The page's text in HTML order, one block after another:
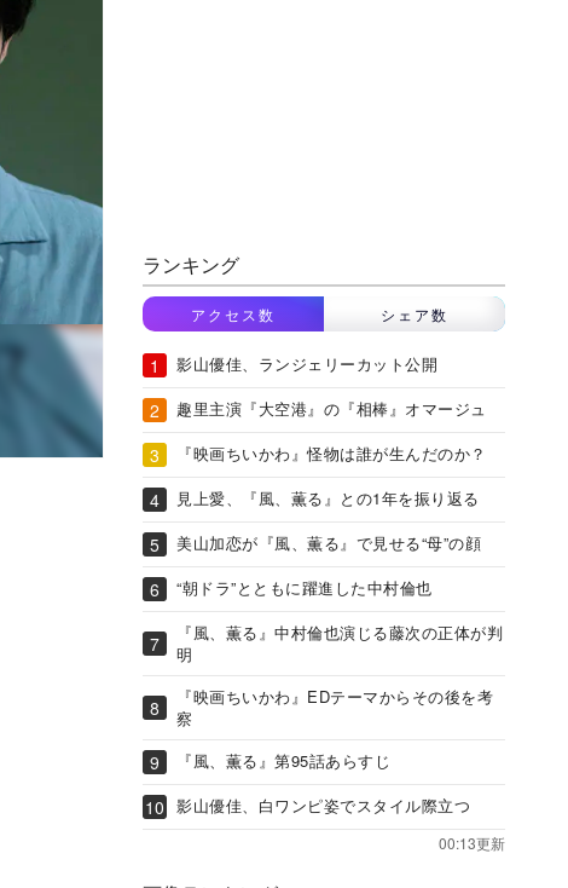
ランキング
アクセス数 シェア数
影山優佳、ランジェリーカット公開
趣里主演『大空港』の『相棒』オマージュ
『映画ちいかわ』怪物は誰が生んだのか？
見上愛、『風、薫る』との1年を振り返る
美山加恋が『風、薫る』で見せる“母”の顔
“朝ドラ”とともに躍進した中村倫也
『風、薫る』中村倫也演じる藤次の正体が判
明
『映画ちいかわ』EDテーマからその後を考
察
『風、薫る』第95話あらすじ
影山優佳、白ワンピ姿でスタイル際立つ
00:13更新